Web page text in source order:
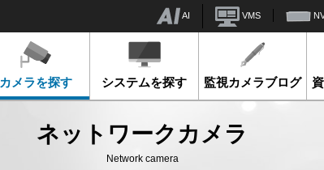
AI VMS
カメラを探す システムを探す 監視カメラブログ
ネットワークカメラ
Network camera